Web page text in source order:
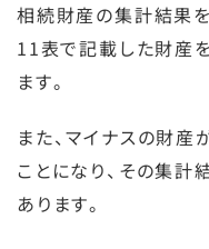
相続財産の集計結果
11表で記載した財産
ます。
また、マイナスの財
ことになり、その集
あります。